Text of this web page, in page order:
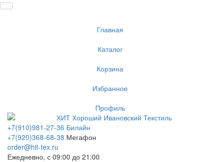
Главная
Каталог
Корзина
Избранное
Профиль
+7(910)981-27-36 Билайн
+7(920)368-68-38 Мегафон
order@hit-tex.ru
Ежедневно, с 09:00 до 21:00